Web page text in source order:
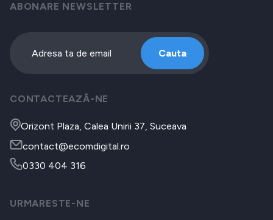
ABONARE NEWSLETTER
Cauta
CONTACTEAZĂ-NE
Orizont Plaza, Calea Unirii 37, Suceava
contact@ecomdigital.ro
0330 404 316
URMARESTE-NE